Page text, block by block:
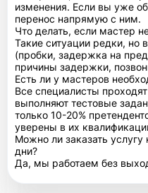
изменения. Если вы уже
перенос напрямую с ним.
Что делать, если мастер
Такие ситуации редки,
(пробки, задержка на
причины задержки,
Есть ли у мастеров
Все специалисты
выполняют тестовые
только 10-20%
уверены в их
Можно ли заказать
дни?
Да, мы работаем без